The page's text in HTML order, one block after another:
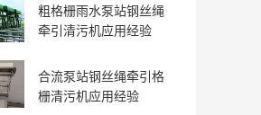
粗格栅雨水泵站钢丝绳
牵引清污机应用经验
合流泵站钢丝绳牵引格
栅清污机应用经验